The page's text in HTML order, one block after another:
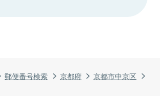
郵便番号検索 京都府
京都市中京区